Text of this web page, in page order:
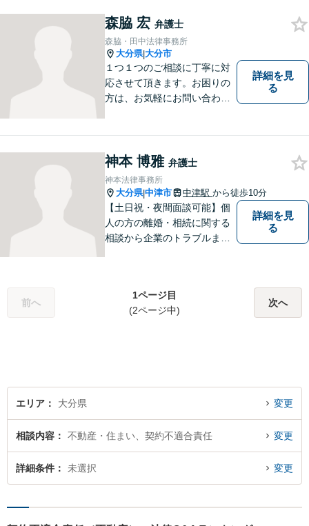
【別府・杵築にも拠点】
森脇 宏 弁護士
森脇・田中法律事務所
大分県|大分市
１つ１つのご相談に丁寧に対
応させて頂きます。お困りの
方は、お気軽にお問い合わせ
詳細を見
る
神本 博雅 弁護士
神本法律事務所
大分県|中津市 中津駅 から徒歩10分
【土日祝・夜間面談可能】個
人の方の離婚・相続に関する
相談から企業のトラブルまで
詳細を見
る
前へ
1ページ目
(2ページ中)
次へ
エリア 大分県 変更
相談内容 不動産・住まい、契約不適合責任 変更
詳細条件 未選択 変更